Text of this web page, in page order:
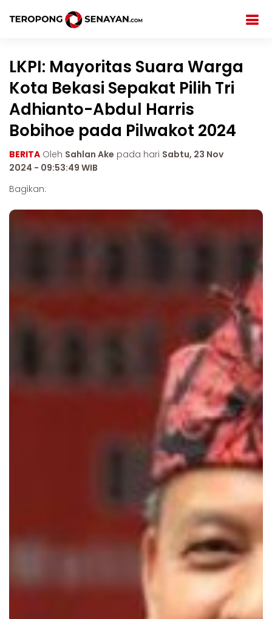
LKPI: Mayoritas Suara Warga
Kota Bekasi Sepakat Pilih Tri
Adhianto-Abdul Harris
Bobihoe pada Pilwakot 2024
BERITA Oleh Sahlan Ake pada hari Sabtu, 23 Nov
2024 - 09:53:49 WIB
Bagikan: